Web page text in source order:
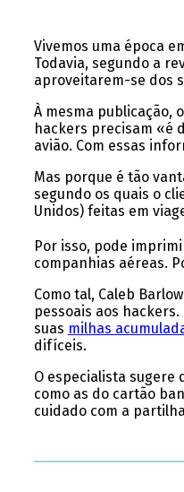
Vivemos uma época
Todavia, segundo a
aproveitarem-se dos
À mesma publicação,
hackers precisam «é
avião. Com essas
Mas porque é tão
segundo os quais o
Unidos) feitas em
Por isso, pode
companhias aéreas.
Como tal, Caleb
pessoais aos
suas milhas
difíceis.
O especialista sugere
como as do cartão
cuidado com a